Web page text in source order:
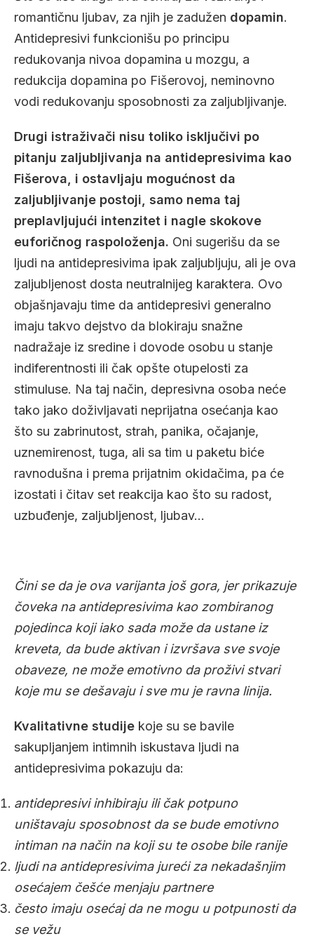
romantičnu ljubav, za njih je zadužen dopamin.
Antidepresivi funkcionišu po principu
redukovanja nivoa dopamina u mozgu, a
redukcija dopamina po Fišerovoj, neminovno
vodi redukovanju sposobnosti za zaljubljivanje.
Drugi istraživači nisu toliko isključivi po
pitanju zaljubljivanja na antidepresivima kao
Fišerova, i ostavljaju mogućnost da
zaljubljivanje postoji, samo nema taj
preplavljujući intenzitet i nagle skokove
euforičnog raspoloženja. Oni sugerišu da se
ljudi na antidepresivima ipak zaljubljuju, ali je ova
zaljubljenost dosta neutralnijeg karaktera. Ovo
objašnjavaju time da antidepresivi generalno
imaju takvo dejstvo da blokiraju snažne
nadražaje iz sredine i dovode osobu u stanje
indiferentnosti ili čak opšte otupelosti za
stimuluse. Na taj način, depresivna osoba neće
tako jako doživljavati neprijatna osećanja kao
što su zabrinutost, strah, panika, očajanje,
uznemirenost, tuga, ali sa tim u paketu biće
ravnodušna i prema prijatnim okidačima, pa će
izostati i čitav set reakcija kao što su radost,
uzbuđenje, zaljubljenost, ljubav…
Čini se da je ova varijanta još gora, jer prikazuje
čoveka na antidepresivima kao zombiranog
pojedinca koji iako sada može da ustane iz
kreveta, da bude aktivan i izvršava sve svoje
obaveze, ne može emotivno da proživi stvari
koje mu se dešavaju i sve mu je ravna linija.
Kvalitativne studije koje su se bavile
sakupljanjem intimnih iskustava ljudi na
antidepresivima pokazuju da:
antidepresivi inhibiraju ili čak potpuno
uništavaju sposobnost da se bude emotivno
intiman na način na koji su te osobe bile ranije
ljudi na antidepresivima jureći za nekadašnjim
osećajem češće menjaju partnere
često imaju osećaj da ne mogu u potpunosti da
se vežu